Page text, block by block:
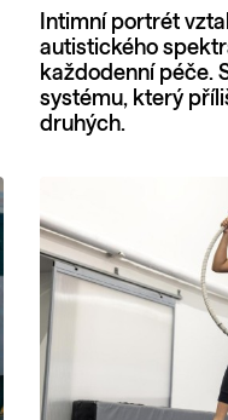
Intimní portrét
autistického
každodenní péče.
systému, který
druhých.